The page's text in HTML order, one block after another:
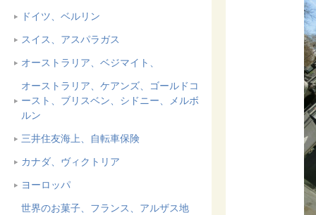
ドイツ、ベルリン
スイス、アスパラガス
オーストラリア、ベジマイト、
オーストラリア、ケアンズ、ゴールドコ
ースト、ブリスベン、シドニー、メルボ
ルン
三井住友海上、自転車保険
カナダ、ヴィクトリア
ヨーロッパ
世界のお菓子、フランス、アルザス地